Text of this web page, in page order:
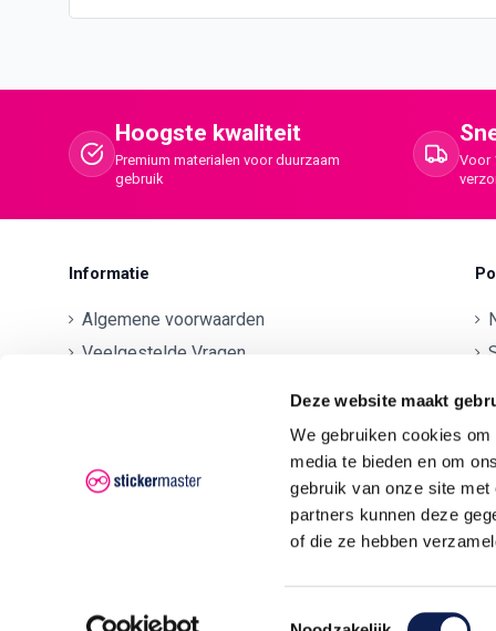
Deze website maakt
We gebruiken cookies
media te bieden en om
gebruik van onze site
partners kunnen deze
of die ze hebben
Toestemmingsselectie
Hoogste kwaliteit
Premium materialen voor duurzaam
gebruik
Voor
Informatie
Algemene voorwaarden
Veelgestelde Vragen
Klachten
Privacyverklaring AVG/GDPR